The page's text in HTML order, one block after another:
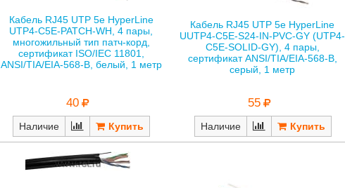
Кабель RJ45 UTP 5е HyperLine
UTP4-C5E-PATCH-WH, 4 пары,
многожильный тип патч-корд,
сертификат ISO/IEC 11801,
ANSI/TIA/EIA-568-B, белый, 1 метр
40
Наличие
Кабель RJ45 UTP 5е HyperLine
UUTP4-C5E-S24-IN-PVC-GY (UTP4-
C5E-SOLID-GY), 4 пары,
сертификат ANSI/TIA/EIA-568-B,
серый, 1 метр
55
Наличие